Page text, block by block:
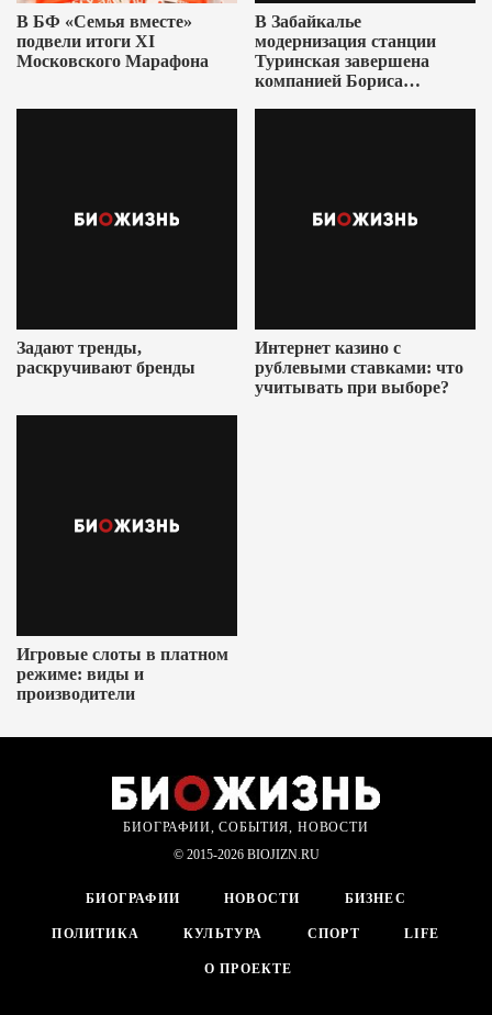
В БФ «Семья вместе»
подвели итоги XI
Московского Марафона
В Забайкалье
модернизация станции
Туринская завершена
компанией Бориса
Задают тренды,
раскручивают бренды
Интернет казино с
рублевыми ставками: что
учитывать при выборе?
Игровые слоты в платном
режиме: виды и
производители
БИОГРАФИИ, СОБЫТИЯ, НОВОСТИ
© 2015-2026 BIOJIZN.RU
БИОГРАФИИ НОВОСТИ БИЗНЕС
ПОЛИТИКА КУЛЬТУРА СПОРТ LIFE
О ПРОЕКТЕ